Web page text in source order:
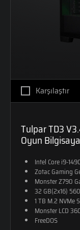
Karşılaştır
Tulpar TD3
Oyun
Intel Core i9-
Zotac Gaming
Monster Z790
32 GB(2x16)
1 TB M.2 NVMe
Monster LCD
FreeDOS